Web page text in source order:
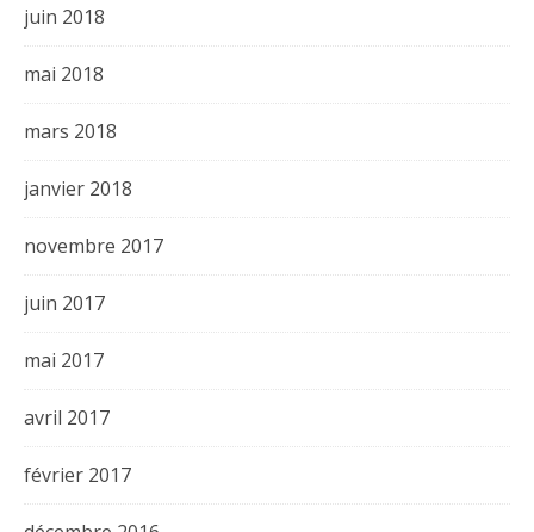
juin 2018
mai 2018
mars 2018
janvier 2018
novembre 2017
juin 2017
mai 2017
avril 2017
février 2017